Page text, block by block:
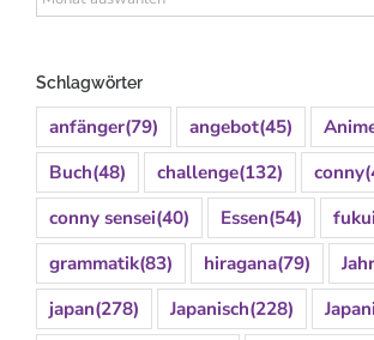
Schlagwörter
anfänger(79) angebot(45)
Buch(48) challenge(132) conny
conny sensei(40) Essen(54) fukui
grammatik(83) hiragana(79)
japan(278) Japanisch(228)